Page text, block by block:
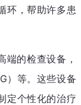
环，帮助许多患
端的检查设备，
）等。这些设备
定个性化的治疗